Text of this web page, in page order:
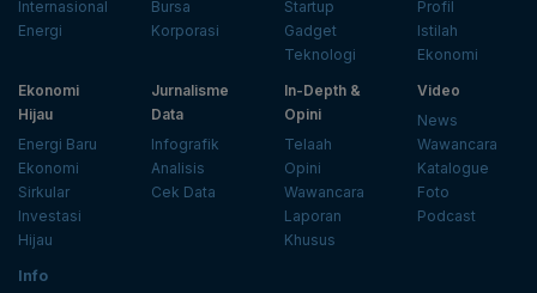
Internasional
Energi
Bursa
Korporasi
Startup
Gadget
Teknologi
Profil
Istilah
Ekonomi
Ekonomi
Hijau
Energi Baru
Ekonomi
Sirkular
Investasi
Hijau
Jurnalisme
Data
Infografik
Analisis
Cek Data
In-Depth &
Opini
Telaah
Opini
Wawancara
Laporan
Khusus
Video
News
Wawancara
Katalogue
Foto
Podcast
Info